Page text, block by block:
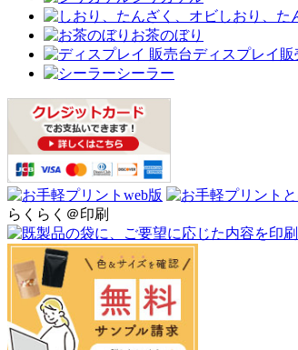
しおり、た
お茶のぼり
ディスプレイ販
シーラー
らくらく＠印刷